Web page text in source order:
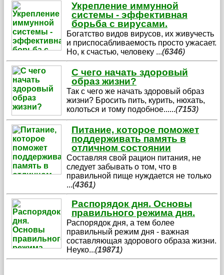
Укрепление иммунной
системы - эффективная
борьба с вирусами.
Богатство видов вирусов, их живучесть
и приспосабливаемость просто ужасает.
Но, к счастью, человеку ...(6346)
С чего начать здоровый
образ жизни?
Так с чего же начать здоровый образ
жизни? Бросить пить, курить, нюхать,
колоться и тому подобное......(7153)
Питание, которое поможет
поддерживать память в
отличном состоянии
Составляя свой рацион питания, не
следует забывать о том, что в
правильной пище нуждается не только
...(4361)
Распорядок дня. Основы
правильного режима дня.
Распорядок дня, а тем более
правильный режим дня - важная
составляющая здорового образа жизни.
Неуко...(19871)